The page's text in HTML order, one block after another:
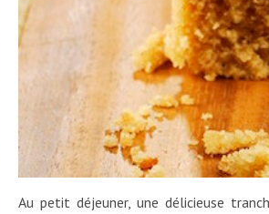
Au petit déjeuner, une délicieuse